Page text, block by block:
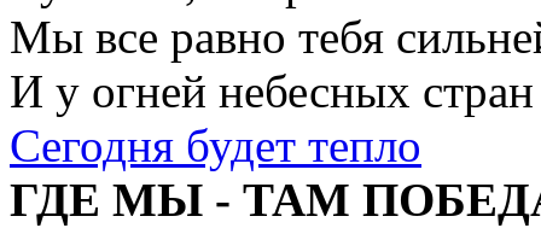
Мы все равно тебя
И у огней небесных стран
Сегодня будет тепло
ГДЕ МЫ - ТАМ